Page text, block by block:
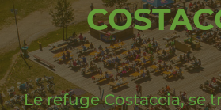
Le refuge Costaccia, se